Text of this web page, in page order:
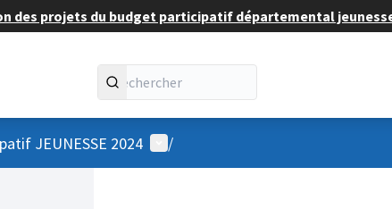
des projets du budget participatif départemental jeunesse
JEUNESSE 2024 Menu utilisateur
/